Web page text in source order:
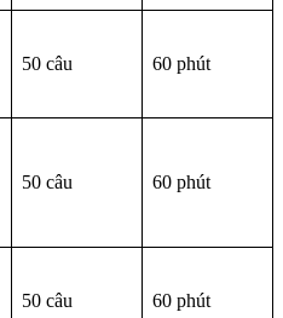
50 câu 60 phút
50 câu 60 phút
50 câu 60 phút